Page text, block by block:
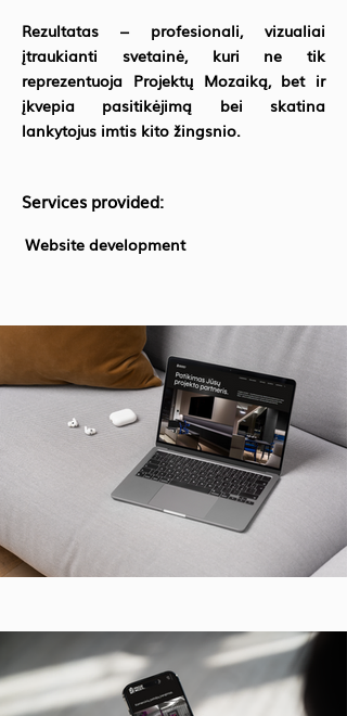
Rezultatas – profesionali, vizualiai
įtraukianti svetainė, kuri ne tik
reprezentuoja Projektų Mozaiką, bet ir
įkvepia pasitikėjimą bei skatina
lankytojus imtis kito žingsnio.
Services provided:
Website development